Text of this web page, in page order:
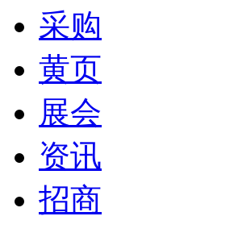
采购
黄页
展会
资讯
招商